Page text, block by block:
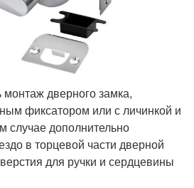
дверного замка,
фиксатором или с личинкой и
случае дополнительно
в торцевой части дверной
для ручки и сердцевины